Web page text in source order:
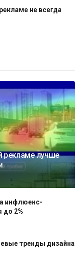
не всегда
рекламе лучше
инфлюенс-
до 2%
тренды дизайна